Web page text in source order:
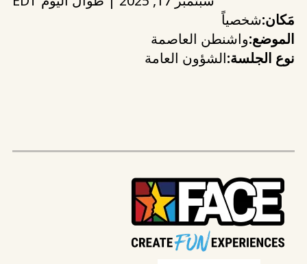
مَكان:شخصياً
الموضع:واشنطن العاصمة
نوع الجلسة:الشؤون العامة